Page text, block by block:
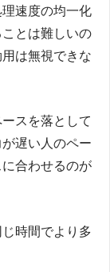
速度の均一化
とは難しいの
は無視できな
スを落として
遅い人のペー
合わせるのが
時間でより多